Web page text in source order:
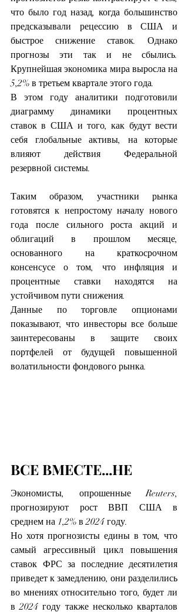
что было год назад, когда большинство
предсказывали рецессию в США и
быстрое снижение ставок. Однако
прогнозы эти так и не сбылись.
Крупнейшая экономика мира выросла на
5,2% в третьем квартале этого года.
В этом году аналитики подготовили
диаграмму динамики процентных
ставок в США и того, как будут вести
себя глобальные активы, на которые
влияют действия Федеральной
резервной системы.
Таким образом, участники рынка
готовятся к непростому началу нового
года после сильного роста акций и
облигаций в прошлом месяце,
основанного на краткосрочном
консенсусе о том, что инфляция и
процентные ставки находятся на
устойчивом пути снижения.
Данные по торговле опционами
показывают, что инвесторы все больше
заинтересованы в защите своих
портфелей от будущей повышенной
волатильности фондового рынка.
ВСЕ ВМЕСТЕ...НЕ
Экономисты, опрошенные Reuters,
прогнозируют рост ВВП США в
среднем на 1,2% в 2024 году.
Но хотя прогнозисты едины в том, что
самый агрессивный цикл повышения
ставок ФРС за последние десятилетия
приведет к замедлению, они разделились
во мнениях относительно того, будет ли
в 2024 году также несколько кварталов